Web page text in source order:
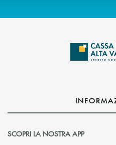
SCOPRI LA NOSTRA APP